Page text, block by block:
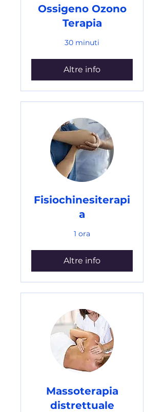
Ossigeno Ozono
Terapia
30 minuti
Altre info
Fisiochinesiterapi
a
1 ora
Altre info
Massoterapia
distrettuale